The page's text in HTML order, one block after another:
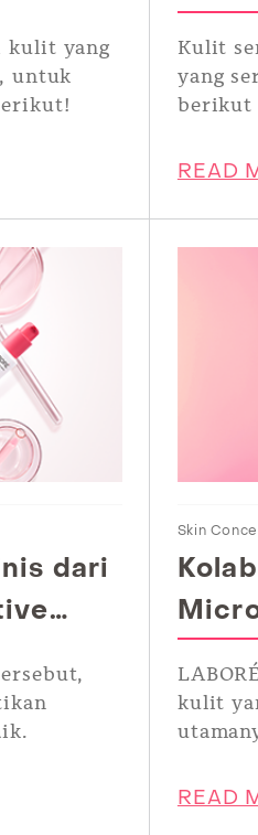
kulit yang
untuk
Kulit
yang
berikut
READ
dari
Skin
kulit
kulit itu
READ